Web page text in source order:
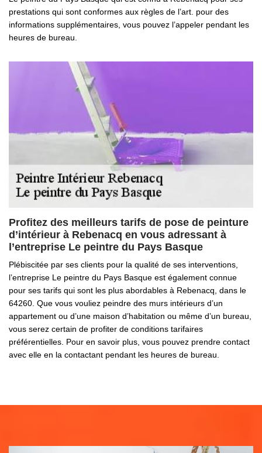
prestations qui sont conformes aux règles de l’art. pour des
informations supplémentaires, vous pouvez l’appeler pendant les
heures de bureau.
Profitez des meilleurs tarifs de pose de peinture
d’intérieur à Rebenacq en vous adressant à
l’entreprise Le peintre du Pays Basque
Plébiscitée par ses clients pour la qualité de ses interventions,
l’entreprise Le peintre du Pays Basque est également connue
pour ses tarifs qui sont les plus abordables à Rebenacq, dans le
64260. Que vous vouliez peindre des murs intérieurs d’un
appartement ou d’une maison d’habitation ou même d’un bureau,
vous serez certain de profiter de conditions tarifaires
préférentielles. Pour en savoir plus, vous pouvez prendre contact
avec elle en la contactant pendant les heures de bureau.